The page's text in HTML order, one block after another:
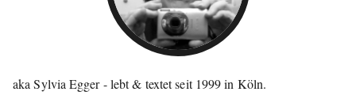
aka Sylvia Egger - lebt & textet seit 1999 in Köln.